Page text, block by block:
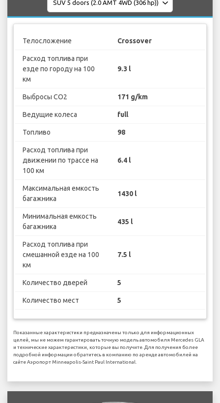
Телосложение Crossover
Расход топлива при
езде по городу на 100
км
9.3 l
Выбросы CO2 171 g/km
Ведущие колеса full
Топливо 98
Расход топлива при
движении по трассе на
100 км
6.4 l
Максимальная емкость
багажника
1430 l
Минимальная емкость
багажника
435 l
Расход топлива при
смешанной езде на 100
км
7.5 l
Количество дверей 5
Количество мест 5
Показанные характеристики предназначены только для информационных
целей, мы не можем гарантировать точную модель автомобиля Mercedes GLA
и технические характеристики, которые вы получите. Для получения более
подробной информации обратитесь в компанию по аренде автомобилей на
сайте Аэропорт Minneapolis-Saint Paul International.